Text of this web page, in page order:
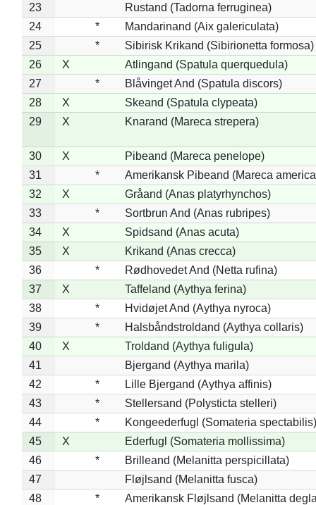
23
Rustand (Tadorna ferruginea)
24
*
Mandarinand (Aix galericulata)
25
*
Sibirisk Krikand (Sibirionetta formosa)
26
X
Atlingand (Spatula querquedula)
27
*
Blåvinget And (Spatula discors)
28
X
Skeand (Spatula clypeata)
29
X Knarand (Mareca strepera)
30 X
Pibeand (Mareca penelope)
31
*
Amerikansk Pibeand (Mareca
32
X
Gråand (Anas platyrhynchos)
33
*
Sortbrun And (Anas rubripes)
34
X
Spidsand (Anas acuta)
35
X
Krikand (Anas crecca)
36
*
Rødhovedet And (Netta rufina)
37
X
Taffeland (Aythya ferina)
38
*
Hvidøjet And (Aythya nyroca)
39
*
Halsbåndstroldand (Aythya collaris)
40
X
Troldand (Aythya fuligula)
41
Bjergand (Aythya marila)
42
*
Lille Bjergand (Aythya affinis)
43
*
Stellersand (Polysticta stelleri)
44
*
Kongeederfugl (Somateria spectabilis)
45
X
Ederfugl (Somateria mollissima)
46
*
Brilleand (Melanitta perspicillata)
47
Fløjlsand (Melanitta fusca)
48
*
Amerikansk Fløjlsand (Melanitta